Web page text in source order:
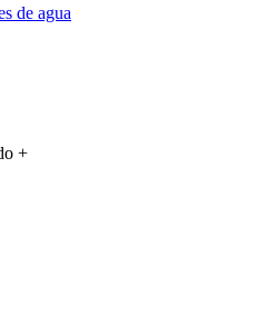
de agua
+